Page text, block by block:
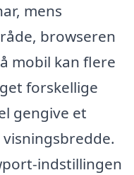
mens
browseren
mobil kan flere
forskellige
gengive et
indstillingen